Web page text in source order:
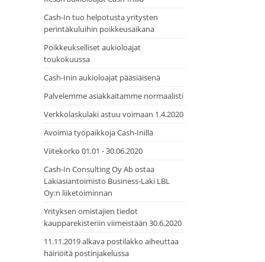
Cash-In tuo helpotusta yritysten
perintäkuluihin poikkeusaikana
Poikkeukselliset aukioloajat
toukokuussa
Cash-Inin aukioloajat pääsiäisenä
Palvelemme asiakkaitamme normaalisti
Verkkolaskulaki astuu voimaan 1.4.2020
Avoimia työpaikkoja Cash-Inillä
Viitekorko 01.01 - 30.06.2020
Cash-In Consulting Oy Ab ostaa
Lakiasiantoimisto Business-Laki LBL
Oy:n liiketoiminnan
Yrityksen omistajien tiedot
kaupparekisteriin viimeistään 30.6.2020
11.11.2019 alkava postilakko aiheuttaa
häiriöitä postinjakelussa